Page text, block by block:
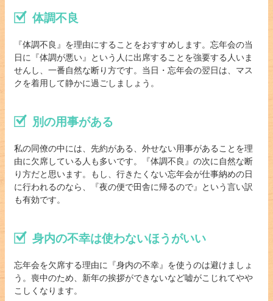
体調不良
『体調不良』を理由にすることをおすすめします。忘年会の当
日に『体調が悪い』という人に出席することを強要する人いま
せんし、一番自然な断り方です。当日・忘年会の翌日は、マス
クを着用して静かに過ごしましょう。
別の用事がある
私の同僚の中には、先約がある、外せない用事があることを理
由に欠席している人も多いです。『体調不良』の次に自然な断
り方だと思います。もし、行きたくない忘年会が仕事納めの日
に行われるのなら、『夜の便で田舎に帰るので』という言い訳
も有効です。
身内の不幸は使わないほうがいい
忘年会を欠席する理由に『身内の不幸』を使うのは避けましょ
う。喪中のため、新年の挨拶ができないなど嘘がこじれてやや
こしくなります。